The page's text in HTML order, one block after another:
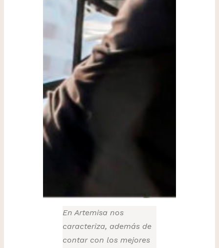
En Artemisa nos
caracteriza, además de
contar con los mejores